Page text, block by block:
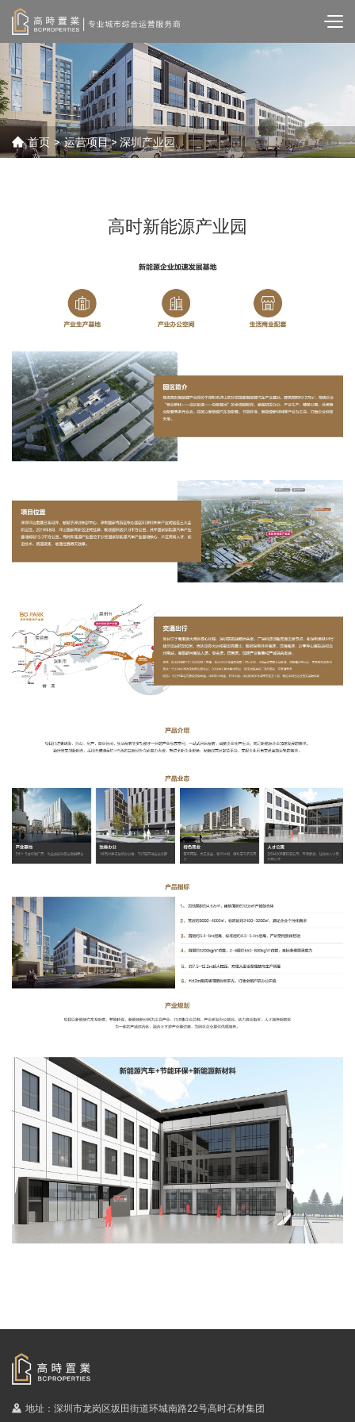
首页 > 运营项目> 深圳产业园
高时新能源产业园
地址：深圳市龙岗区坂田街道环城南路22号高时石材集团